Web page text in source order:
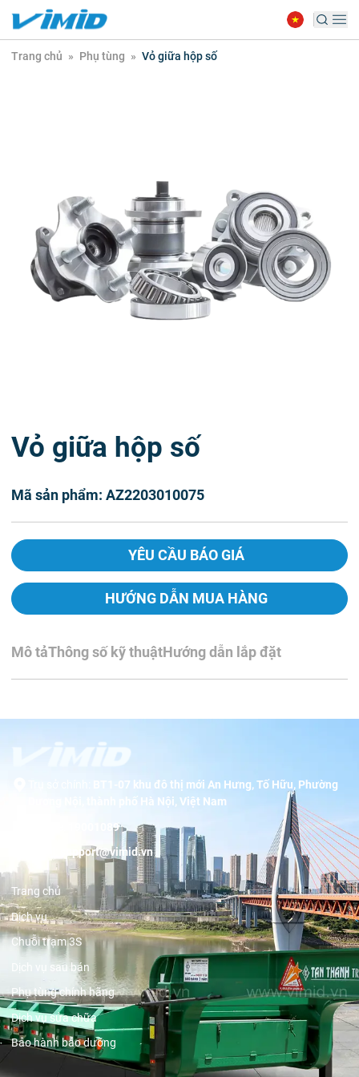
Trang chủ » Phụ tùng » Vỏ giữa hộp số
Vỏ giữa hộp số
Mã sản phẩm: AZ2203010075
YÊU CẦU BÁO GIÁ
HƯỚNG DẪN MUA HÀNG
Mô tảThông số kỹ thuậtHướng dẫn lắp đặt
BT1-07 khu đô thị mới An Hưng, Tố Hữu, Phường
Dương Nội, thành phố Hà Nội, Việt Nam
19001089
support@vimid.vn
Trang chủ
Dịch vụ
Chuỗi trạm 3S
Dịch vụ sau bán
Phụ tùng chính hãng
Dịch vụ sửa chữa
Bảo hành bảo dưỡng